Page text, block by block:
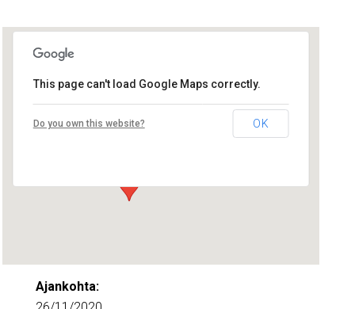
Lounais-Suomen – SYLI ry
Maariankatu 8 D 104 - Turku
This page can't load Google Maps correctly.
Do you own this website? OK
Ajankohta: